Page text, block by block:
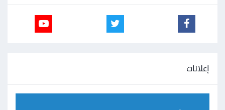
إعلانات